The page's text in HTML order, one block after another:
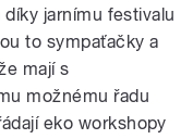
jarnímu festivalu
to sympaťačky a
mají s
možnému řadu
eko workshopy